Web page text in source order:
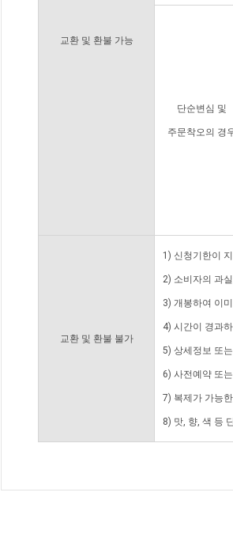
교환 및 환불 가능
단순변심 및
주문착오의 경
교환 및 환불 불가
1) 신청기한이
2) 소비자의 과
3) 개봉하여 이
4) 시간이 경과
5) 상세정보 또
6) 사전예약 또
7) 복제가 가능
8) 맛, 향, 색 등